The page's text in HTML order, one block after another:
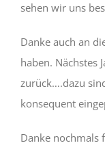
sehen wir uns
Danke auch an
haben. Nächstes
zurück….dazu
konsequent
Danke nochmals